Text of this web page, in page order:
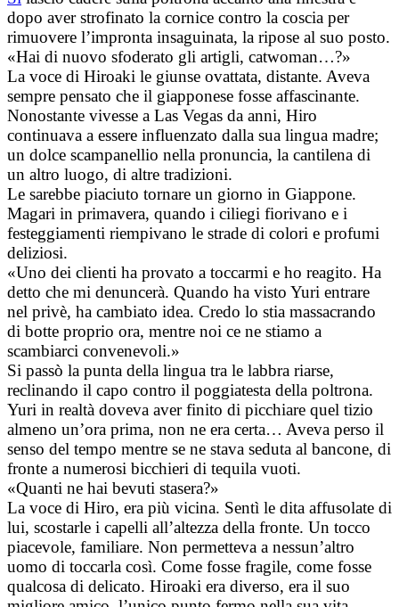
dopo aver strofinato la cornice contro la coscia per
rimuovere l’impronta insaguinata, la ripose al suo posto.
«Hai di nuovo sfoderato gli artigli, catwoman…?»
La voce di Hiroaki le giunse ovattata, distante. Aveva
sempre pensato che il giapponese fosse affascinante.
Nonostante vivesse a Las Vegas da anni, Hiro
continuava a essere influenzato dalla sua lingua madre;
un dolce scampanellio nella pronuncia, la cantilena di
un altro luogo, di altre tradizioni.
Le sarebbe piaciuto tornare un giorno in Giappone.
Magari in primavera, quando i ciliegi fiorivano e i
festeggiamenti riempivano le strade di colori e profumi
deliziosi.
«Uno dei clienti ha provato a toccarmi e ho reagito. Ha
detto che mi denuncerà. Quando ha visto Yuri entrare
nel privè, ha cambiato idea. Credo lo stia massacrando
di botte proprio ora, mentre noi ce ne stiamo a
scambiarci convenevoli.»
Si passò la punta della lingua tra le labbra riarse,
reclinando il capo contro il poggiatesta della poltrona.
Yuri in realtà doveva aver finito di picchiare quel tizio
almeno un’ora prima, non ne era certa… Aveva perso il
senso del tempo mentre se ne stava seduta al bancone, di
fronte a numerosi bicchieri di tequila vuoti.
«Quanti ne hai bevuti stasera?»
La voce di Hiro, era più vicina. Sentì le dita affusolate di
lui, scostarle i capelli all’altezza della fronte. Un tocco
piacevole, familiare. Non permetteva a nessun’altro
uomo di toccarla così. Come fosse fragile, come fosse
qualcosa di delicato. Hiroaki era diverso, era il suo